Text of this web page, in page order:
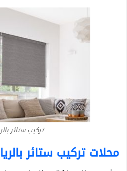
تركيب ستائر
محلات تركيب ستائر